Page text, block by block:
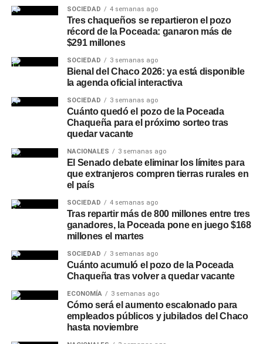
exclusivamente durante ese período, mediante el correo
electrónico tachasecundariaresistencia@gmail.com.
Desde la Junta de Clasificación de Nivel Secundario se
solicitó a los aspirantes verificar la información publicada
y respetar los plazos establecidos para la realización de
consultas o reclamos, dado que las presentaciones fuera
de término no serán consideradas.
SOCIEDAD 4 semanas ago
Tres chaqueños se repartieron el pozo
récord de la Poceada: ganaron más de
$291 millones
SOCIEDAD 3 semanas ago
Bienal del Chaco 2026: ya está disponible
la agenda oficial interactiva
SOCIEDAD 3 semanas ago
Cuánto quedó el pozo de la Poceada
Chaqueña para el próximo sorteo tras
quedar vacante
NACIONALES 3 semanas ago
El Senado debate eliminar los límites para
que extranjeros compren tierras rurales en
el país
SOCIEDAD 4 semanas ago
Tras repartir más de 800 millones entre tres
ganadores, la Poceada pone en juego $168
millones el martes
SOCIEDAD 3 semanas ago
Cuánto acumuló el pozo de la Poceada
Chaqueña tras volver a quedar vacante
ECONOMÍA 3 semanas ago
Cómo será el aumento escalonado para
empleados públicos y jubilados del Chaco
hasta noviembre